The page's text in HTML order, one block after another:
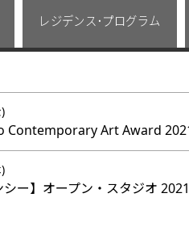
レジデンス･プログラム
Contemporary Art Award
シー】オープン・スタジオ